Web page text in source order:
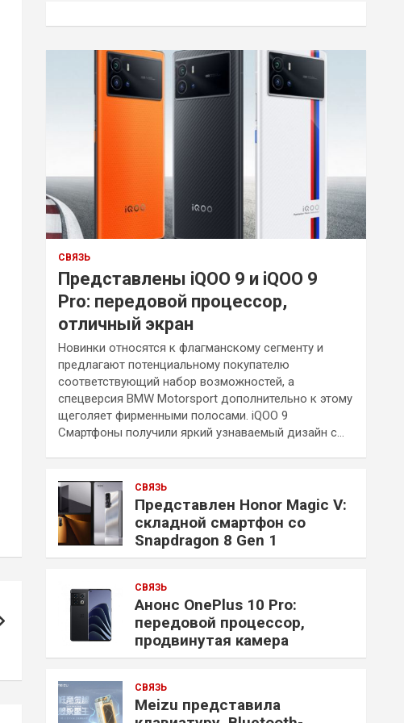
СВЯЗЬ
Представлены iQOO 9 и iQOO 9
Pro: передовой процессор,
отличный экран
Новинки относятся к флагманскому сегменту и
предлагают потенциальному покупателю
соответствующий набор возможностей, а
спецверсия BMW Motorsport дополнительно к этому
щеголяет фирменными полосами. iQOO 9
Смартфоны получили яркий узнаваемый дизайн с…
СВЯЗЬ
Представлен Honor Magic V:
складной смартфон со
Snapdragon 8 Gen 1
СВЯЗЬ
Анонс OnePlus 10 Pro:
передовой процессор,
продвинутая камера
СВЯЗЬ
Meizu представила